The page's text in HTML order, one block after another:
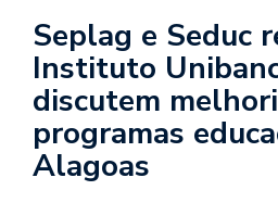
Seplag e Seduc
Instituto
discutem
programas
Alagoas